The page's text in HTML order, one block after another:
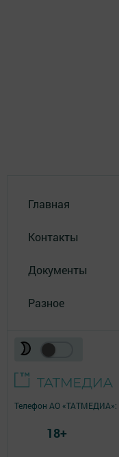
Главная
Контакты
Документы
Разное
Телефон АО «ТАТМЕДИА»:
18+